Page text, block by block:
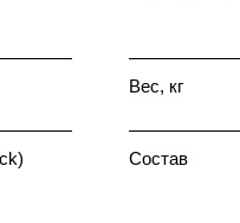
Вес, кг
Состав